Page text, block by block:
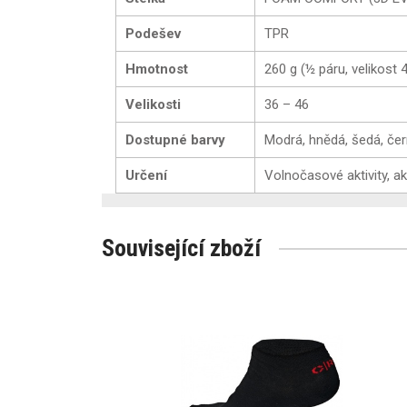
Podešev TPR
Hmotnost 260 g (½ páru, velikost
Velikosti 36 – 46
Dostupné barvy Modrá, hnědá, šedá,
Určení Volnočasové aktivity,
Související zboží